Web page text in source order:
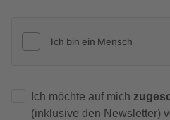
Ich möchte auf mich
(inklusive den Newsletter)